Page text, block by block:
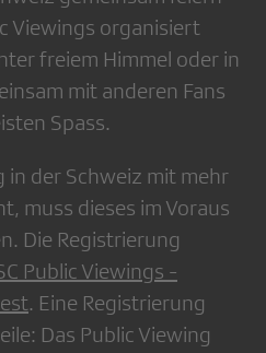
Viewings organisiert
freiem Himmel oder in
mit anderen Fans
Spass.
in der Schweiz mit mehr
muss dieses im Voraus
Die Registrierung
Public Viewings -
. Eine Registrierung
Das Public Viewing